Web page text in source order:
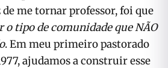
me tornar professor, foi que
tipo de comunidade que NÃO
. Em meu primeiro pastorado
ajudamos a construir esse